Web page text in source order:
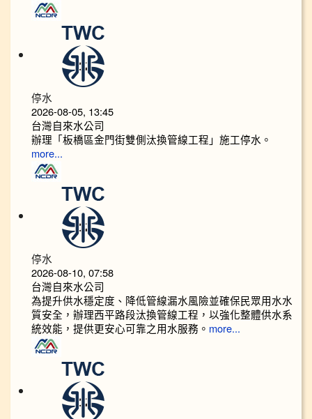
停水
2026-08-05, 13:45
台灣自來水公司
辦理「板橋區金門街雙側汰換管線工程」施工停水。
more...
停水
2026-08-10, 07:58
台灣自來水公司
為提升供水穩定度、降低管線漏水風險並確保民眾用水水
質安全，辦理西平路段汰換管線工程，以強化整體供水系
統效能，提供更安心可靠之用水服務。 more...